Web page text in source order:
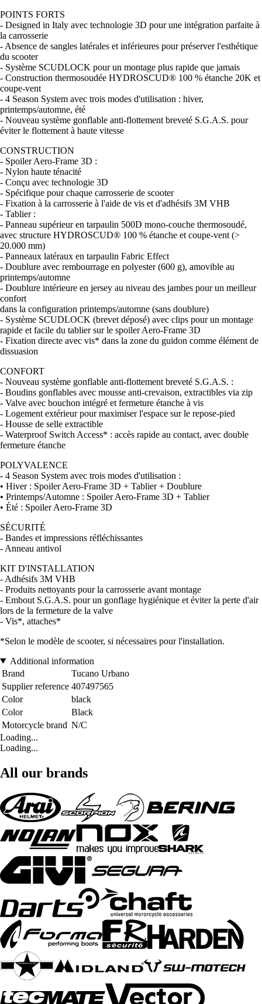
POINTS FORTS
- Designed in Italy avec technologie 3D pour une intégration parfaite à
la carrosserie
- Absence de sangles latérales et inférieures pour préserver l'esthétique
du scooter
- Système SCUDLOCK pour un montage plus rapide que jamais
- Construction thermosoudée HYDROSCUD® 100 % étanche 20K et
coupe-vent
- 4 Season System avec trois modes d'utilisation : hiver,
printemps/automne, été
- Nouveau système gonflable anti-flottement breveté S.G.A.S. pour
éviter le flottement à haute vitesse
CONSTRUCTION
- Spoiler Aero-Frame 3D :
- Nylon haute ténacité
- Conçu avec technologie 3D
- Spécifique pour chaque carrosserie de scooter
- Fixation à la carrosserie à l'aide de vis et d'adhésifs 3M VHB
- Tablier :
- Panneau supérieur en tarpaulin 500D mono-couche thermosoudé,
avec structure HYDROSCUD® 100 % étanche et coupe-vent (>
20.000 mm)
- Panneaux latéraux en tarpaulin Fabric Effect
- Doublure avec rembourrage en polyester (600 g), amovible au
printemps/automne
- Doublure intérieure en jersey au niveau des jambes pour un meilleur
confort
dans la configuration printemps/automne (sans doublure)
- Système SCUDLOCK (brevet déposé) avec clips pour un montage
rapide et facile du tablier sur le spoiler Aero-Frame 3D
- Fixation directe avec vis* dans la zone du guidon comme élément de
dissuasion
CONFORT
- Nouveau système gonflable anti-flottement breveté S.G.A.S. :
- Boudins gonflables avec mousse anti-crevaison, extractibles via zip
- Valve avec bouchon intégré et fermeture étanche à vis
- Logement extérieur pour maximiser l'espace sur le repose-pied
- Housse de selle extractible
- Waterproof Switch Access* : accès rapide au contact, avec double
fermeture étanche
POLYVALENCE
- 4 Season System avec trois modes d'utilisation :
• Hiver : Spoiler Aero-Frame 3D + Tablier + Doublure
• Printemps/Automne : Spoiler Aero-Frame 3D + Tablier
• Été : Spoiler Aero-Frame 3D
SÉCURITÉ
- Bandes et impressions réfléchissantes
- Anneau antivol
KIT D'INSTALLATION
- Adhésifs 3M VHB
- Produits nettoyants pour la carrosserie avant montage
- Embout S.G.A.S. pour un gonflage hygiénique et éviter la perte d'air
lors de la fermeture de la valve
- Vis*, attaches*
*Selon le modèle de scooter, si nécessaires pour l'installation.
Additional information
Brand
Tucano Urbano
Supplier reference 407497565
Color
black
Color
Black
Motorcycle brand N/C
Loading...
Loading...
All our brands